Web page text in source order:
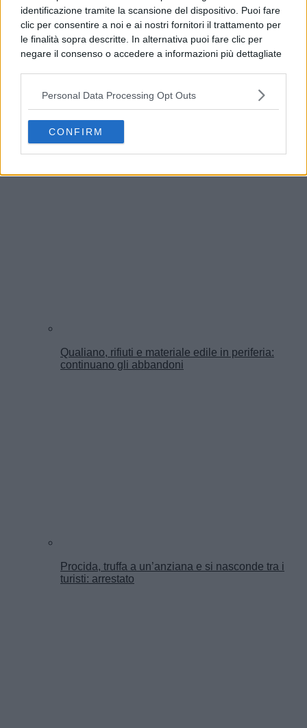
identificazione tramite la scansione del dispositivo. Puoi fare
clic per consentire a noi e ai nostri fornitori il trattamento per
le finalità sopra descritte. In alternativa puoi fare clic per
negare il consenso o accedere a informazioni più dettagliate
possono non richiedere il tuo consenso, ma hai il diritto di
opporti a tale trattamento. Le tue preferenze si
preferenze in qualsiasi momento ritornando su questo sito o
consultando la nostrainformativa sulla riservatezza.
Personal Data Processing Opt Outs
CONFIRM
Addio a Francesco Guccini, il poeta della musica
Qualiano, rifiuti e materiale edile in periferia:
continuano gli abbandoni
Procida, truffa a un’anziana e si nasconde tra i
turisti: arrestato